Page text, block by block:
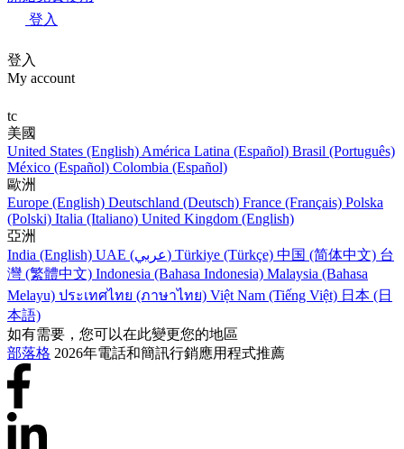
登入
登入
My account
tc
美國
United States (English) América Latina (Español) Brasil (Português)
México (Español) Colombia (Español)
歐洲
Europe (English) Deutschland (Deutsch) France (Français) Polska
(Polski) Italia (Italiano) United Kingdom (English)
亞洲
India (English)
UAE (عربي) Türkiye (Türkçe) 中国 (简体中文) 台
灣 (繁體中文) Indonesia (Bahasa Indonesia) Malaysia (Bahasa
Melayu) ประเทศไทย (ภาษาไทย) Việt Nam (Tiếng Việt) 日本 (日
本語)
如有需要，您可以在此變更您的地區
部落格 2026年電話和簡訊行銷應用程式推薦